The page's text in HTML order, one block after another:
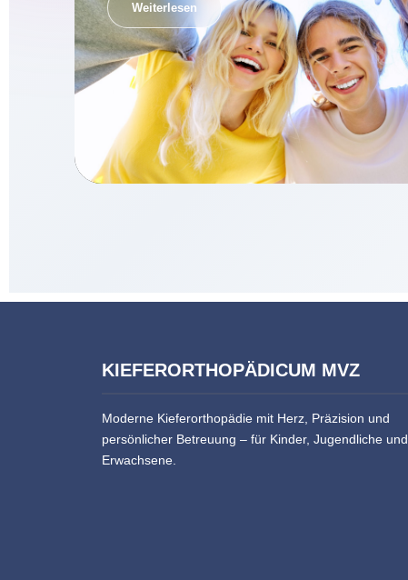
Weiterlesen
KIEFERORTHOPÄDICUM MVZ
Moderne Kieferorthopädie mit Herz, Präzision und
persönlicher Betreuung – für Kinder, Jugendliche und
Erwachsene.